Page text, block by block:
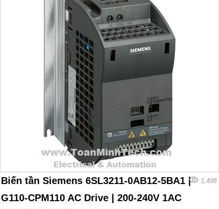
Biến tần Siemens 6SL3211-0AB12-5BA1 |
G110-CPM110 AC Drive | 200-240V 1AC
1,498